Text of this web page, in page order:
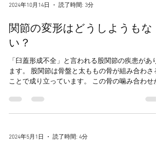
ス・テイラー・マクギャレイという女医さんの言
を宣告されて、抗がん剤や外科手術（西洋医学：
アロパシー医学）を受けても治らなかった患者さ
ん達...
2024年10月14日 読了時間: 3分
関節の変形はどうしようもな
い？
ことで成り立っています。 この骨の噛み合わせが